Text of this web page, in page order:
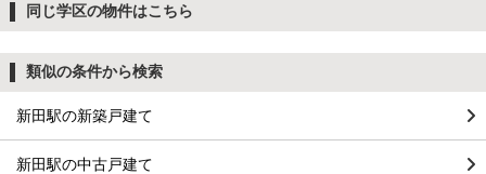
同じ学区の物件はこちら
類似の条件から検索
新田駅の新築戸建て
新田駅の中古戸建て